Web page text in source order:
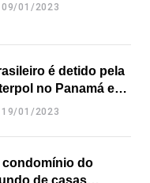
como fruto
09/01/2023
é detido pela
no Panamá e
pegar prisão
19/01/2023
condomínio do
de casas